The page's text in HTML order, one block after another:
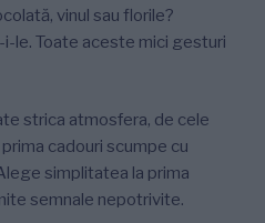
vinul sau florile?
le. Toate aceste mici gesturi
strica atmosfera, de cele
cadouri scumpe cu
simplitatea la prima
semnale nepotrivite.